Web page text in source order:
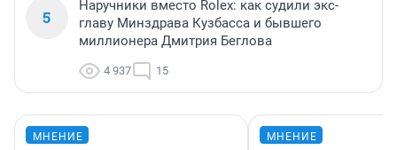
5
Наручники вместо Rolex: как судили экс-
главу Минздрава Кузбасса и бывшего
миллионера Дмитрия Беглова
4 937 15
МНЕНИЕ МНЕНИЕ